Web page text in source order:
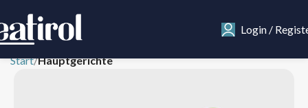
Login /
Start Hauptgerichte